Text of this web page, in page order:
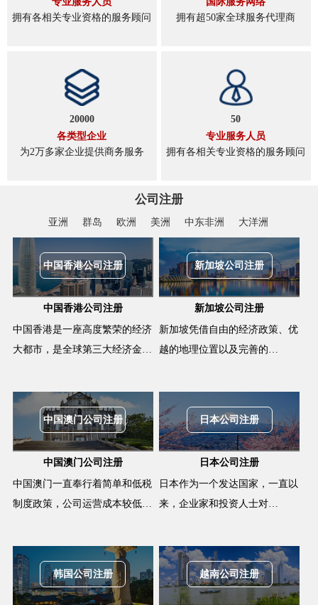
拥有各相关专业资格的服务顾问
拥有超50家全球服务代理商
20000
各类型企业
为2万多家企业提供商务服务
50
专业服务人员
拥有各相关专业资格的服务顾问
公司注册
亚洲 群岛 欧洲 美洲 中东非洲 大洋洲
中国香港公司注册
中国香港公司注册
中国香港是一座高度繁荣的经济
大都市，是全球第三大经济金…
新加坡公司注册
新加坡公司注册
新加坡凭借自由的经济政策、优
越的地理位置以及完善的…
中国澳门公司注册
中国澳门公司注册
中国澳门一直奉行着简单和低税
制度政策，公司运营成本较低…
日本公司注册
日本公司注册
日本作为一个发达国家，一直以
来，企业家和投资人士对…
韩国公司注册 越南公司注册